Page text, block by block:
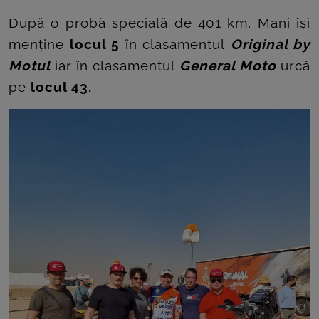
După o probă specială de 401 km, Mani își
menține locul 5 în clasamentul Original by
Motul iar în clasamentul General Moto urcă
pe locul 43.